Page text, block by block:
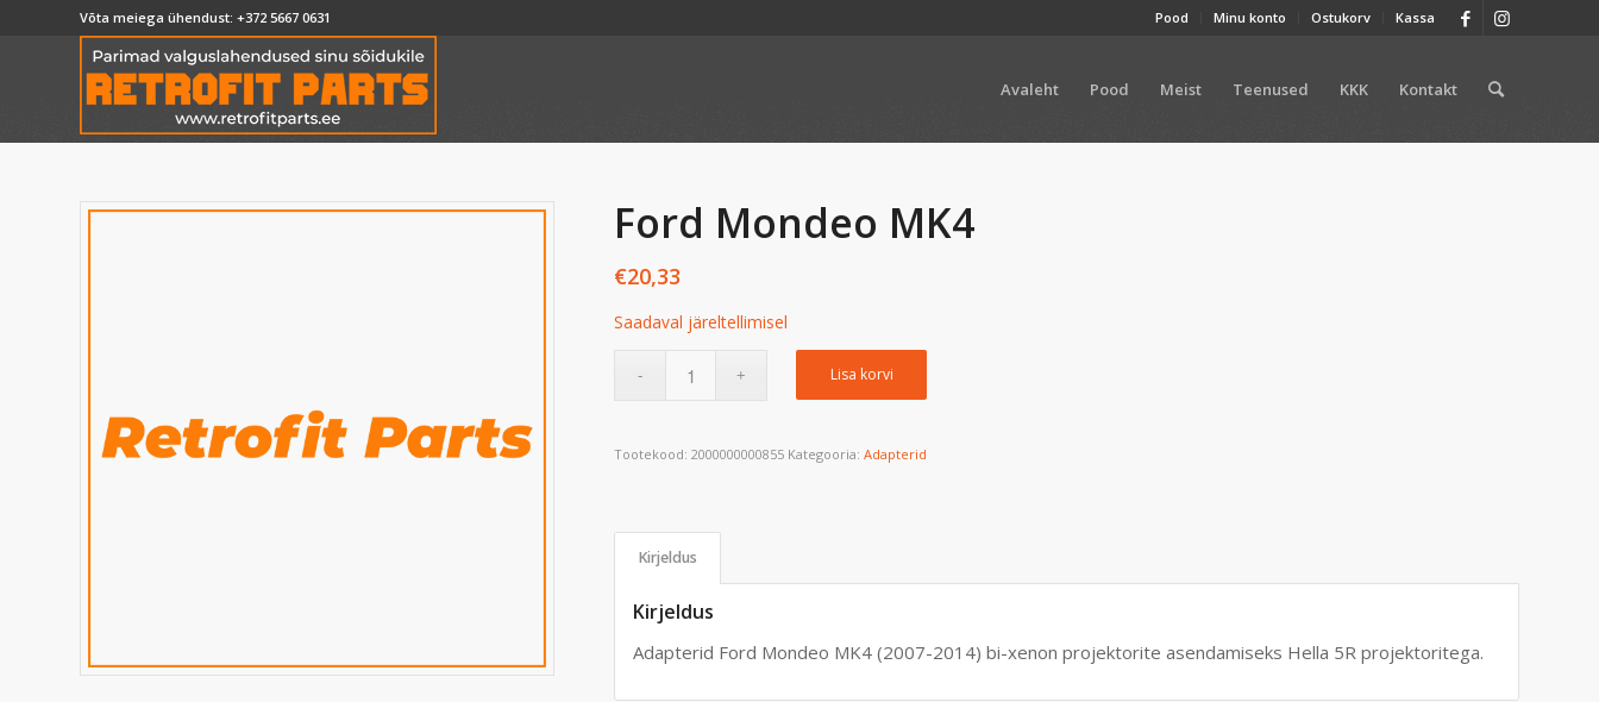
Pood Minu konto Ostukorv Kassa
Võta meiega ühendust: +372 5667 0631
Avaleht Pood Meist Teenused KKK Kontakt
Ford Mondeo MK4
€20,33
Saadaval järeltellimisel
Lisa korvi
Tootekood:2000000000855 Kategooria:Adapterid
Kirjeldus
Kirjeldus
Adapterid Ford Mondeo MK4 (2007-2014) bi-xenon projektorite asendamiseks Hella 5R projektoritega.